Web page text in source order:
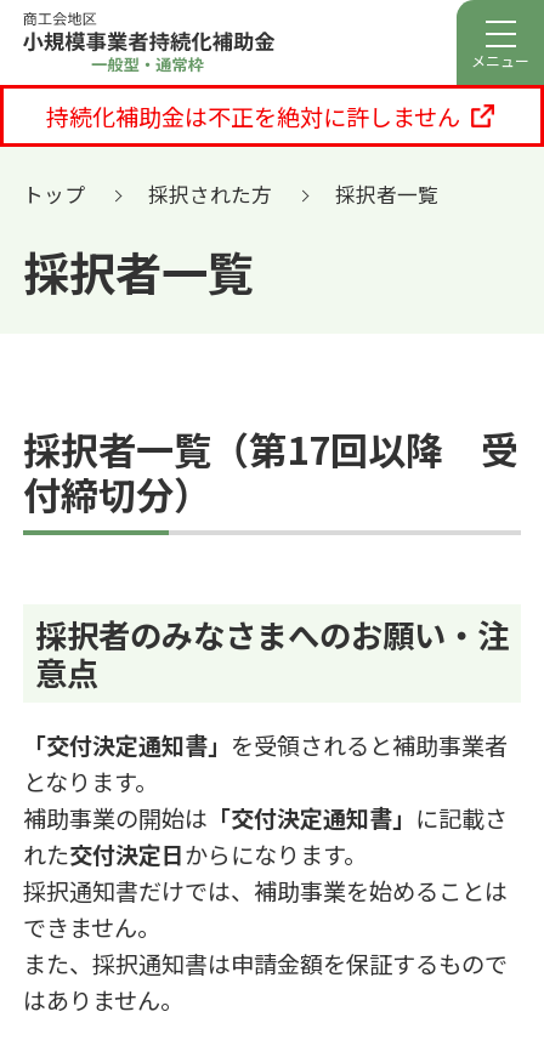
持続化補助金は不正を絶対に許しません
メニュー
トップ 採択された方 採択者一覧
採択者一覧
採択者一覧（第17回以降 受
付締切分）
採択者のみなさまへのお願い・注
意点
「交付決定通知書」 を受領されると補助事業者
となります。
補助事業の開始は 「交付決定通知書」 に記載さ
れた交付決定日からになります。
採択通知書だけでは、補助事業を始めることは
できません。
また、採択通知書は申請金額を保証するもので
はありません。